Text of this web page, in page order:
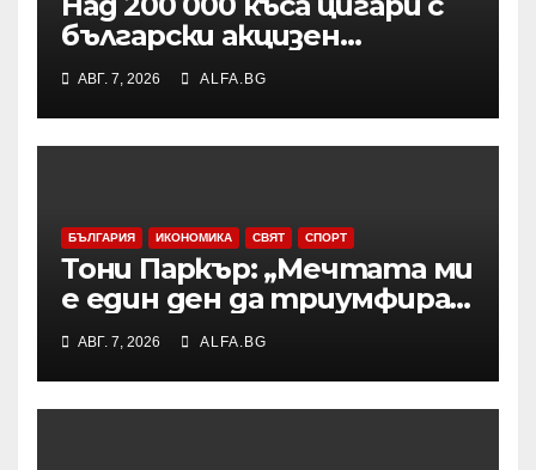
български акцизен
бандерол са задържани при
проверка на товарен
автомобил в района на
Видин
АВГ. 7, 2026 ALFA.BG
БЪЛГАРИЯ ИКОНОМИКА СВЯТ СПОРТ
Тони Паркър: „Мечтата ми
е един ден да триумфирам
с АСВЕЛ и да стана
шампион на НБА Европа“
АВГ. 7, 2026 ALFA.BG